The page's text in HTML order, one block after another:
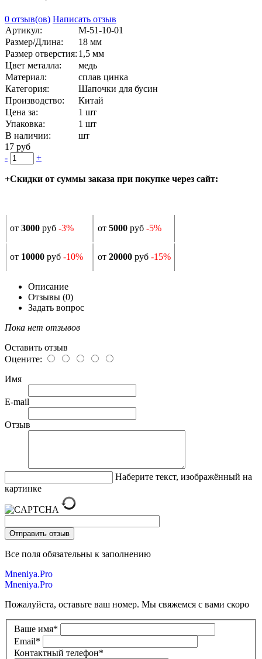
0 отзыв(ов) Написать отзыв
Артикул:
М-51-10-01
Размер/Длина:
18 мм
Размер отверстия: 1,5 мм
Цвет металла:
медь
Материал:
сплав цинка
Категория:
Шапочки для бусин
Производство:
Китай
Цена за:
1 шт
Упаковка:
1 шт
В наличии:
шт
17 руб
-
+
+Скидки от суммы заказа при покупке через сайт:
от 3000 руб -3% от 5000 руб -5%
от 10000 руб -10% от 20000 руб -15%
Описание
Отзывы (0)
Задать вопрос
Пока нет отзывов
Оставить отзыв
Оцените:
Имя
E-mail
Отзыв
Наберите текст, изображённый на
картинке
Все поля обязательны к заполнению
Mneniya.Pro
Mneniya.Pro
Пожалуйста, оставьте ваш номер. Мы свяжемся с вами скоро
Ваше имя*
Email*
Контактный телефон*